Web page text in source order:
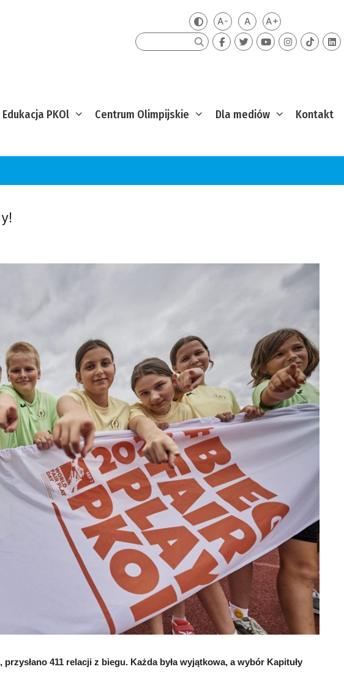
Zmień kontrast
A-Mniejsza czcionka
ADomyślna czcionka
A+Większa
Szukaj
Edukacja PKOl Centrum Olimpijskie Dla mediów Kontakt
411 relacji z biegu. Każda była wyjątkowa, a wybór Kapituły